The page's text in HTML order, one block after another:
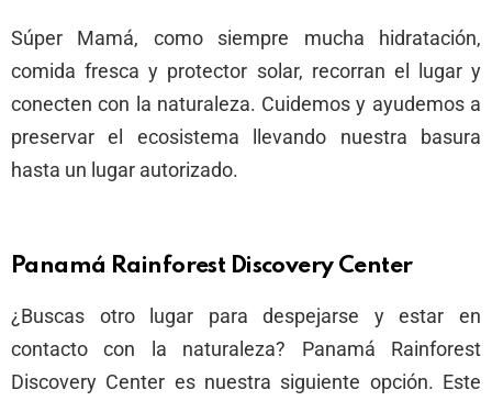
Súper Mamá, como siempre mucha hidratación,
comida fresca y protector solar, recorran el lugar y
conecten con la naturaleza. Cuidemos y ayudemos a
preservar el ecosistema llevando nuestra basura
hasta un lugar autorizado.
Panamá Rainforest Discovery Center
¿Buscas otro lugar para despejarse y estar en
contacto con la naturaleza? Panamá Rainforest
Discovery Center es nuestra siguiente opción. Este